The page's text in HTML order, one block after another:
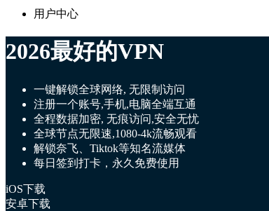
用户中心
2026最好的VPN
一键解锁全球网络, 无限制访问
注册一个账号,手机,电脑全端互通
全程数据加密, 无痕访问,安全无忧
全球节点无限速,1080-4k流畅观看
解锁奈飞、Tiktok等知名流媒体
每日签到打卡，永久免费使用
iOS下载
安卓下载